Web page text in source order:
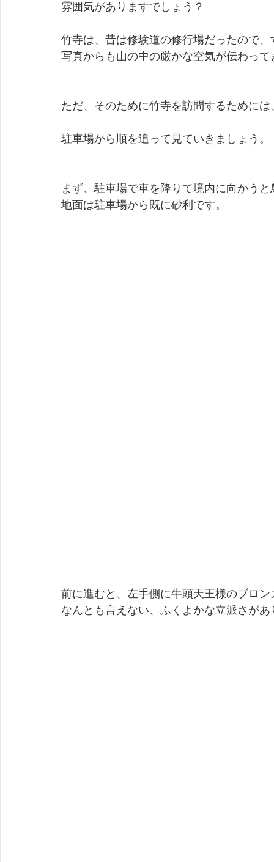
雰囲気がありますでしょう？
竹寺は、昔は修験道の修行場だったので
写真からも山の中の厳かな空気が伝わって
ただ、そのために竹寺を訪問するために
駐車場から順を追って見ていきましょう。
まず、駐車場で車を降りて境内に向かう
地面は駐車場から既に砂利です。
前に進むと、左手側に牛頭天王様のブロ
なんとも言えない、ふくよかな立派さがあ